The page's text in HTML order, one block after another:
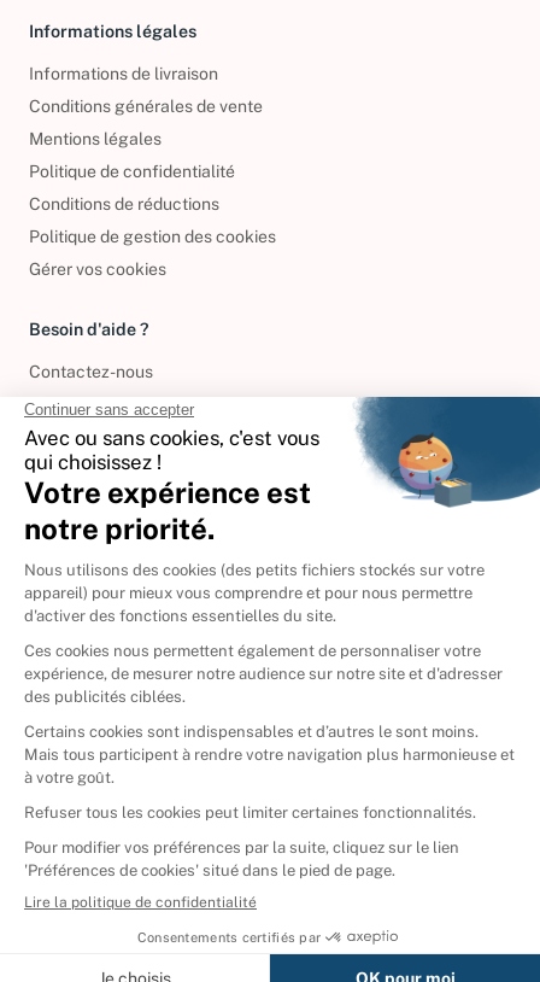
Afficher tous les résultats
Informations légales
Informations de livraison
Conditions générales de vente
Mentions légales
Politique de confidentialité
Conditions de réductions
Politique de gestion des cookies
Gérer vos cookies
Besoin d'aide ?
Contactez-nous
International
🇪🇸Espagne
🇮🇹Italie
Donner vos livres
Ammareal © 2026